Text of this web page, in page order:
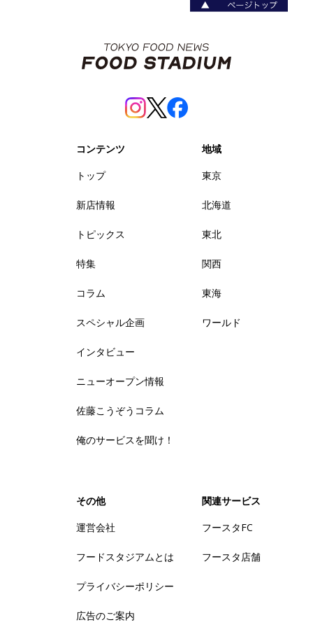
コンテンツ
トップ
新店情報
トピックス
特集
コラム
スペシャル企画
インタビュー
ニューオープン情報
佐藤こうぞうコラム
俺のサービスを聞け！
地域
東京
北海道
東北
関西
東海
ワールド
その他
運営会社
フードスタジアムとは
プライバシーポリシー
広告のご案内
関連サービス
フースタFC
フースタ店舗